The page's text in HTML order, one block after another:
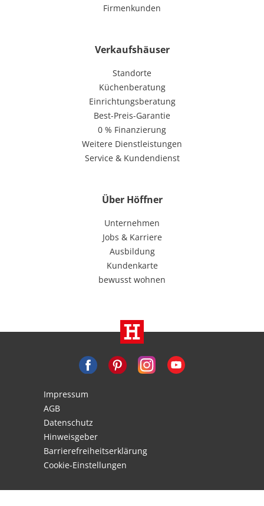
Firmenkunden
Verkaufshäuser
Standorte
Küchenberatung
Einrichtungsberatung
Best-Preis-Garantie
0 % Finanzierung
Weitere Dienstleistungen
Service & Kundendienst
Über Höffner
Unternehmen
Jobs & Karriere
Ausbildung
Kundenkarte
bewusst wohnen
Impressum
AGB
Datenschutz
Hinweisgeber
Barrierefreiheitserklärung
Cookie-Einstellungen